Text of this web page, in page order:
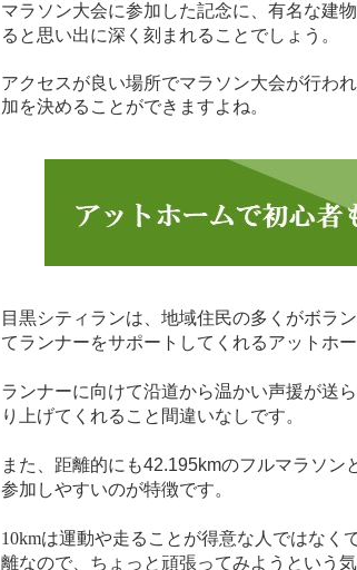
マラソン大会に参加した記念に、有名な建
ると思い出に深く刻まれることでしょう。
アクセスが良い場所でマラソン大会が行わ
加を決めることができますよね。
目黒シティランは、地域住民の多くがボラ
てランナーをサポートしてくれるアットホー
ランナーに向けて沿道から温かい声援が送
り上げてくれること間違いなしです。
また、距離的にも42.195kmのフルマラソン
参加しやすいのが特徴です。
10kmは運動や走ることが得意な人ではなく
離なので、ちょっと頑張ってみようという